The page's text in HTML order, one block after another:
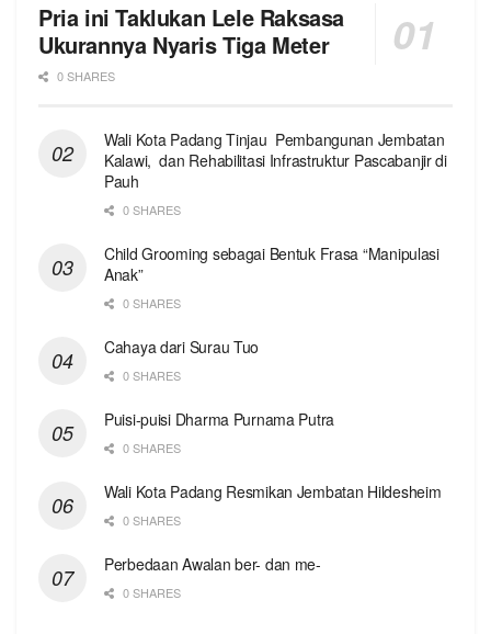
Pria ini Taklukan Lele Raksasa
Ukurannya Nyaris Tiga Meter
0 SHARES
Wali Kota Padang Tinjau Pembangunan Jembatan
Kalawi, dan Rehabilitasi Infrastruktur Pascabanjir di
Pauh
0 SHARES
Child Grooming sebagai Bentuk Frasa “Manipulasi
Anak”
0 SHARES
Cahaya dari Surau Tuo
0 SHARES
Puisi-puisi Dharma Purnama Putra
0 SHARES
Wali Kota Padang Resmikan Jembatan Hildesheim
0 SHARES
Perbedaan Awalan ber- dan me-
0 SHARES